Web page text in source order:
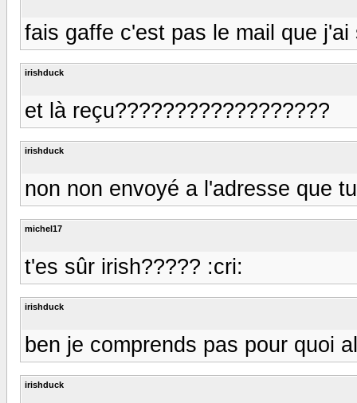
fais gaffe c'est pas le mail que j'ai
irishduck
et là reçu??????????????????
irishduck
non non envoyé a l'adresse que
michel17
t'es sûr irish????? :cri:
irishduck
ben je comprends pas pour quoi
irishduck